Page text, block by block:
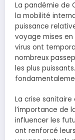
La pandémie de
la mobilité
puissance
voyage mises
virus ont
nombreux
les plus
La crise sanitaire
l’importance de
influencer les
ont renforcé